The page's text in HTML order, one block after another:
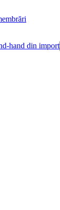
hand din import